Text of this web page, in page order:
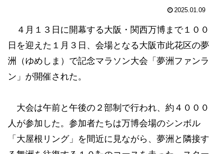
2025.01.09
４月１３日に開幕する大阪・関西万博まで１００
日を迎えた１月３日、会場となる大阪市此花区の夢
洲（ゆめしま）で記念マラソン大会「夢洲ファンラ
ン」が開催された。
大会は午前と午後の２部制で行われ、約４０００
人が参加した。参加者たちは万博会場のシンボル
「大屋根リング」を間近に見ながら、夢洲と隣接す